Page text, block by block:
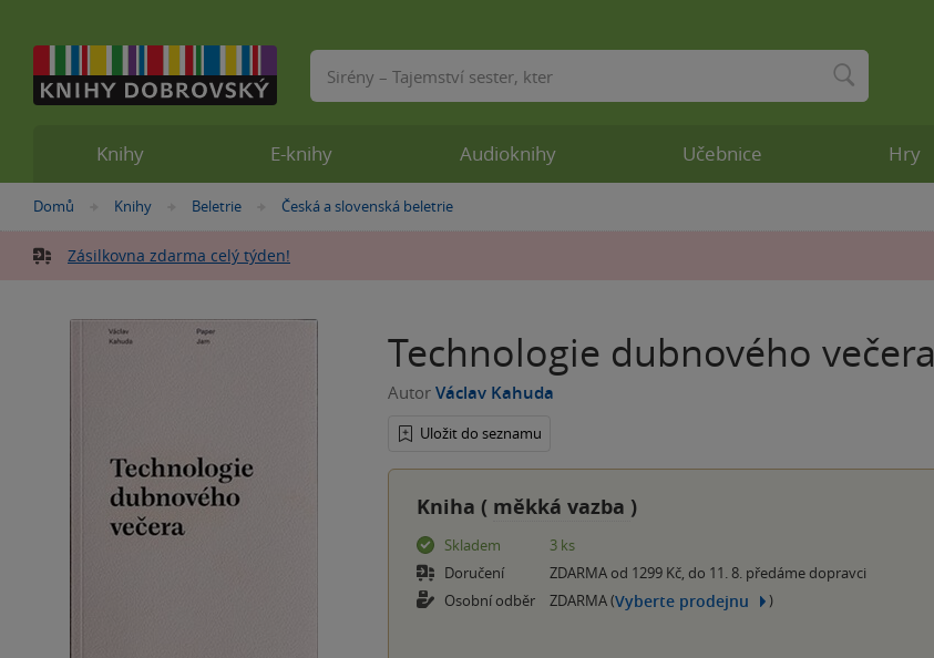
Nacházíte
zde:
Domů »
Knihy »
Beletrie »
Česká a slovenská beletrie
Zásilkovna zdarma celý týden!
Technologie dubnového večera
Autor Václav Kahuda
Uložit do seznamu
Kniha ( měkká vazba )
Skladem
3 ks
Doručení
ZDARMA od 1299 Kč, do 11. 8. předáme dopravci
Osobní odběr
ZDARMA (Vyberte prodejnu )
Knihy E-knihy Audioknihy Učebnice Hry
Vyhledávání